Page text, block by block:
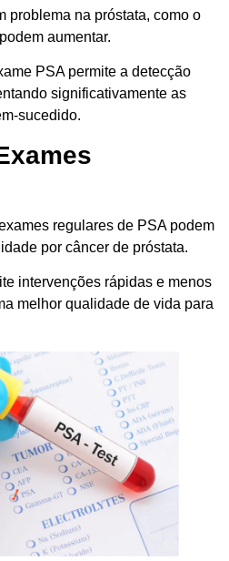
problema na próstata, como o
aumentar.
PSA permite a detecção
significativamente as
sucedido.
regulares de PSA podem
por câncer de próstata.
intervenções rápidas e menos
melhor qualidade de vida para